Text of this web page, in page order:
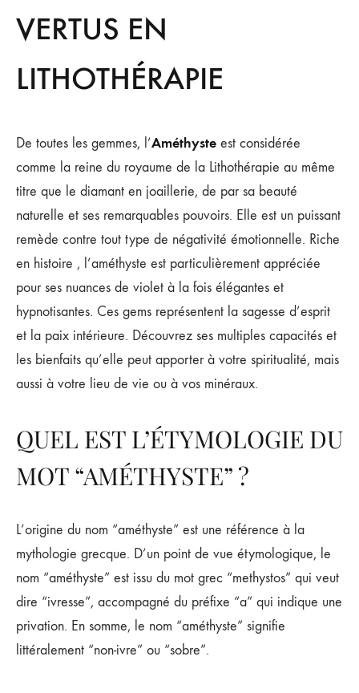
VERTUS EN
LITHOTHÉRAPIE
De toutes les gemmes, l’Améthyste est considérée
comme la reine du royaume de la Lithothérapie au même
titre que le diamant en joaillerie, de par sa beauté
naturelle et ses remarquables pouvoirs. Elle est un puissant
remède contre tout type de négativité émotionnelle. Riche
en histoire , l’améthyste est particulièrement appréciée
pour ses nuances de violet à la fois élégantes et
hypnotisantes. Ces gems représentent la sagesse d’esprit
et la paix intérieure. Découvrez ses multiples capacités et
les bienfaits qu’elle peut apporter à votre spiritualité, mais
aussi à votre lieu de vie ou à vos minéraux.
QUEL EST L’ÉTYMOLOGIE DU
MOT “AMÉTHYSTE” ?
L’origine du nom “améthyste” est une référence à la
mythologie grecque. D’un point de vue étymologique, le
nom “améthyste” est issu du mot grec “methystos” qui veut
dire “ivresse”, accompagné du préfixe “a” qui indique une
privation. En somme, le nom “améthyste” signifie
littéralement “non-ivre” ou “sobre”.